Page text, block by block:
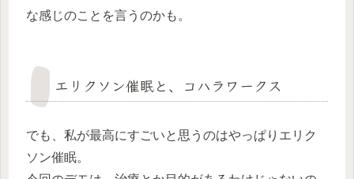
な感じのことを言うのかも。
エリクソン催眠と、コハラワークス
でも、私が最高にすごいと思うのはやっぱりエリク
ソン催眠。